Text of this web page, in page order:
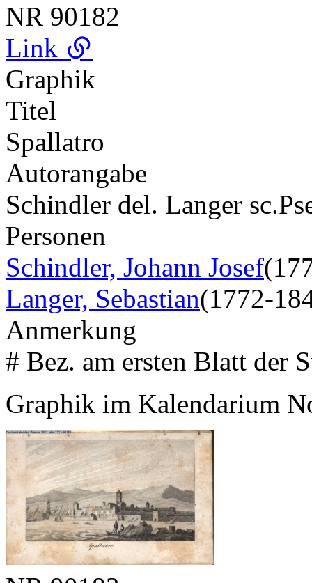
NR 90182
Link
Graphik
Titel
Spallatro
Autorangabe
Schindler del. Langer sc.
Personen
Schindler, Johann Josef
Langer, Sebastian(1772-
Anmerkung
# Bez. am ersten Blatt der
Graphik im Kalendarium